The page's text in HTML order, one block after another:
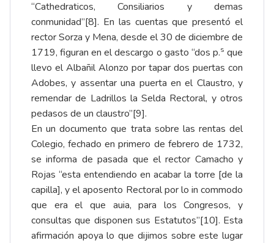
“Cathedraticos, Consiliarios y demas
conmunidad”[8]. En las cuentas que presentó el
rector Sorza y Mena, desde el 30 de diciembre de
1719, figuran en el descargo o gasto “dos p.s que
llevo el Albañil Alonzo por tapar dos puertas con
Adobes, y assentar una puerta en el Claustro, y
remendar de Ladrillos la Selda Rectoral, y otros
pedasos de un claustro”[9].
En un documento que trata sobre las rentas del
Colegio, fechado en primero de febrero de 1732,
se informa de pasada que el rector Camacho y
Rojas “esta entendiendo en acabar la torre [de la
capilla], y el aposento Rectoral por lo in commodo
que era el que auia, para los Congresos, y
consultas que disponen sus Estatutos”[10]. Esta
afirmación apoya lo que dijimos sobre este lugar